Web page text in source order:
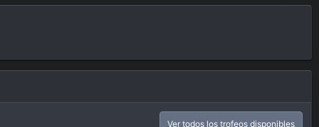
Ver todos los trofeos disponibles